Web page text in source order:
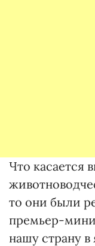
Что касается
то они были
премьер-
нашу страну в